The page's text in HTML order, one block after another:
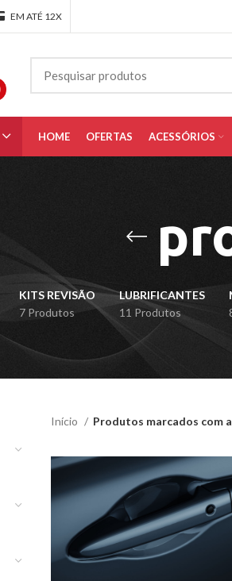
EM ATÉ 12X
HOME OFERTAS ACESSÓRIOS
KITS REVISÃO
7 Produtos
LUBRIFICANTES
11 Produtos
Início Produtos marcados com